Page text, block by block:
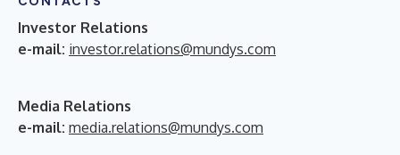
Investor Relations
e-mail: investor.relations@mundys.com
Media Relations
e-mail: media.relations@mundys.com